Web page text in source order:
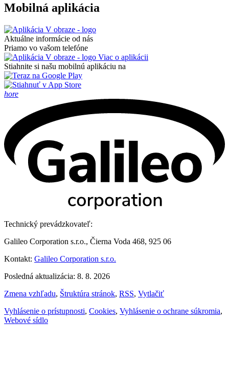
Mobilná aplikácia
Aktuálne informácie od nás
Priamo vo vašom telefóne
Viac o aplikácii
Stiahnite si našu mobilnú aplikáciu na
hore
Technický prevádzkovateľ:
Galileo Corporation s.r.o., Čierna Voda 468, 925 06
Kontakt: Galileo Corporation s.r.o.
Posledná aktualizácia: 8. 8. 2026
Zmena vzhľadu, Štruktúra stránok, RSS, Vytlačiť
Vyhlásenie o prístupnosti, Cookies, Vyhlásenie o ochrane súkromia,
Webové sídlo